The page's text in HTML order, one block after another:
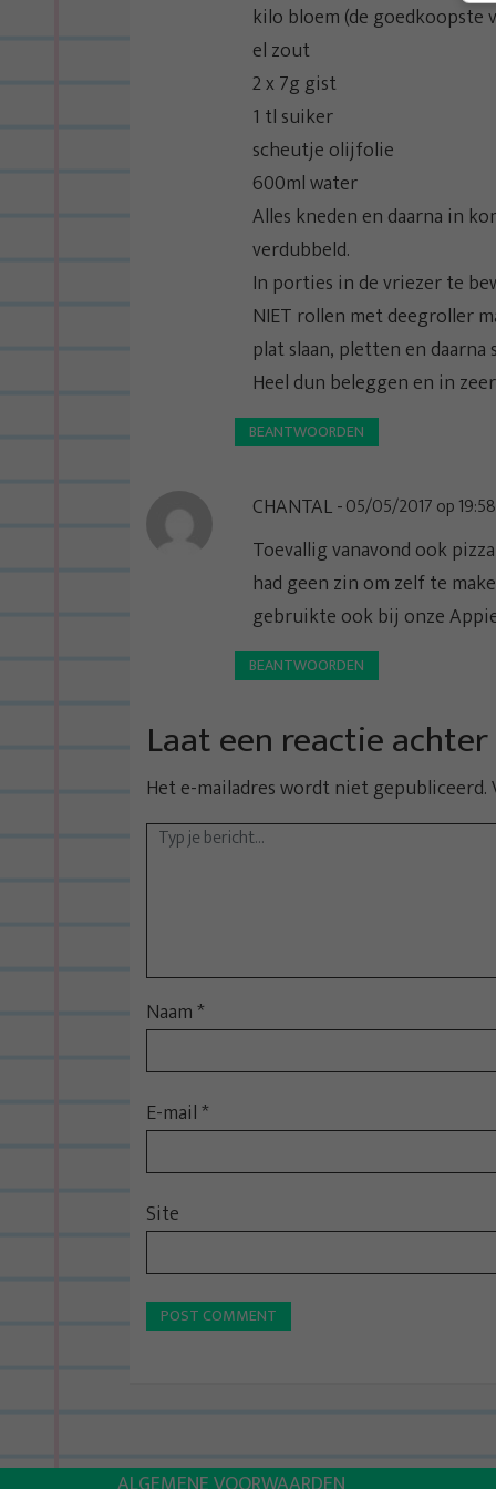
kilo bloem (de goedkoopste
el zout
2 x 7g gist
1 tl suiker
scheutje olijfolie
600ml water
Alles kneden en daarna in
verdubbeld.
In porties in de vriezer te
NIET rollen met deegroller
plat slaan, pletten en
Heel dun beleggen en in
BEANTWOORDEN
CHANTAL 05/05/2017 op 19:58
Toevallig vanavond ook
had geen zin om zelf te
gebruikte ook bij onze
BEANTWOORDEN
Laat een reactie achter
Het e-mailadres wordt niet gepubliceerd.
Naam*
E-mail*
Site